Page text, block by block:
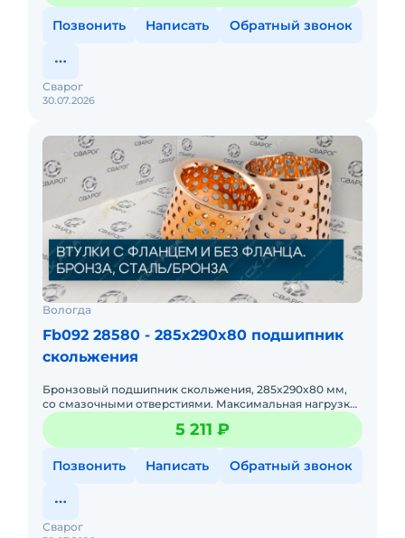
Позвонить Написать Обратный звонок
30.07.2026
Сварог
Вологда
Fb092 28580 - 285x290x80 подшипник
скольжения
Бронзовый подшипник скольжения, 285x290x80 мм,
со смазочными отверстиями. Максимальная нагрузка,
используется в горном оборудовании. Высокая
долговечность.
5 211 ₽
Позвонить Написать Обратный звонок
Сварог